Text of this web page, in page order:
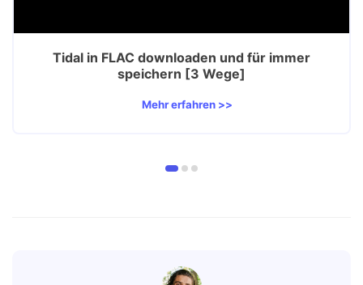
Tidal in FLAC downloaden und für immer
speichern [3 Wege]
Mehr erfahren >>